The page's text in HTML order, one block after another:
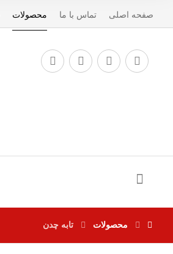
صفحه اصلی تماس با ما محصولات
محصولات تابه چدن